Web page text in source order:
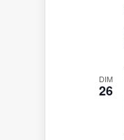
DIM
26